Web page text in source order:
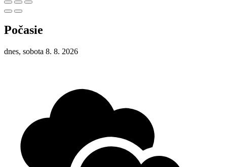
Počasie
dnes, sobota 8. 8. 2026